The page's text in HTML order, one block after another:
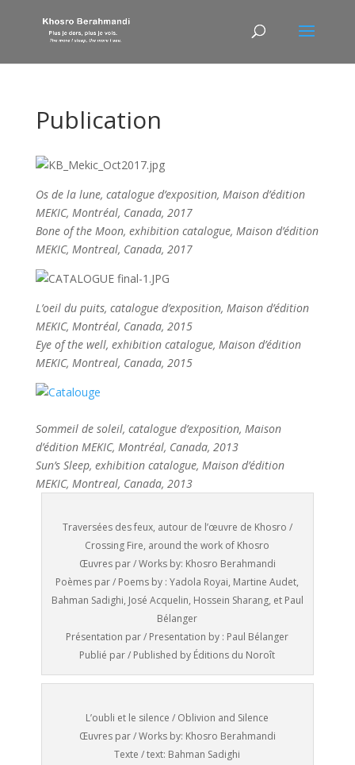
Publication
Os de la lune, catalogue d’exposition, Maison d’édition
MEKIC, Montréal, Canada, 2017
Bone of the Moon, exhibition catalogue, Maison d’édition
MEKIC, Montreal, Canada, 2017
L’oeil du puits, catalogue d’exposition, Maison d’édition
MEKIC, Montréal, Canada, 2015
Eye of the well, exhibition catalogue, Maison d’édition
MEKIC, Montreal, Canada, 2015
Sommeil de soleil, catalogue d’exposition, Maison
d’édition MEKIC, Montréal, Canada, 2013
Sun’s Sleep, exhibition catalogue, Maison d’édition
MEKIC, Montreal, Canada, 2013
Traversées des feux, autour de l’œuvre de Khosro /
Crossing Fire, around the work of Khosro
Œuvres par / Works by: Khosro Berahmandi
Poèmes par / Poems by : Yadola Royai, Martine Audet,
Bahman Sadighi, José Acquelin, Hossein Sharang, et Paul
Bélanger
Présentation par / Presentation by : Paul Bélanger
Publié par / Published by Éditions du Noroît
L’oubli et le silence / Oblivion and Silence
Œuvres par / Works by: Khosro Berahmandi
Texte / text: Bahman Sadighi